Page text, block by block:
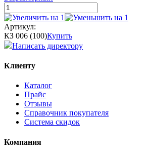
Артикул:
КЗ 006 (100)Купить
Написать директору
Клиенту
Каталог
Прайс
Отзывы
Справочник покупателя
Система скидок
Компания